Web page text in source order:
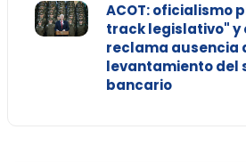
ACOT: oficialismo
track legislativo" y
reclama ausencia
levantamiento del
bancario